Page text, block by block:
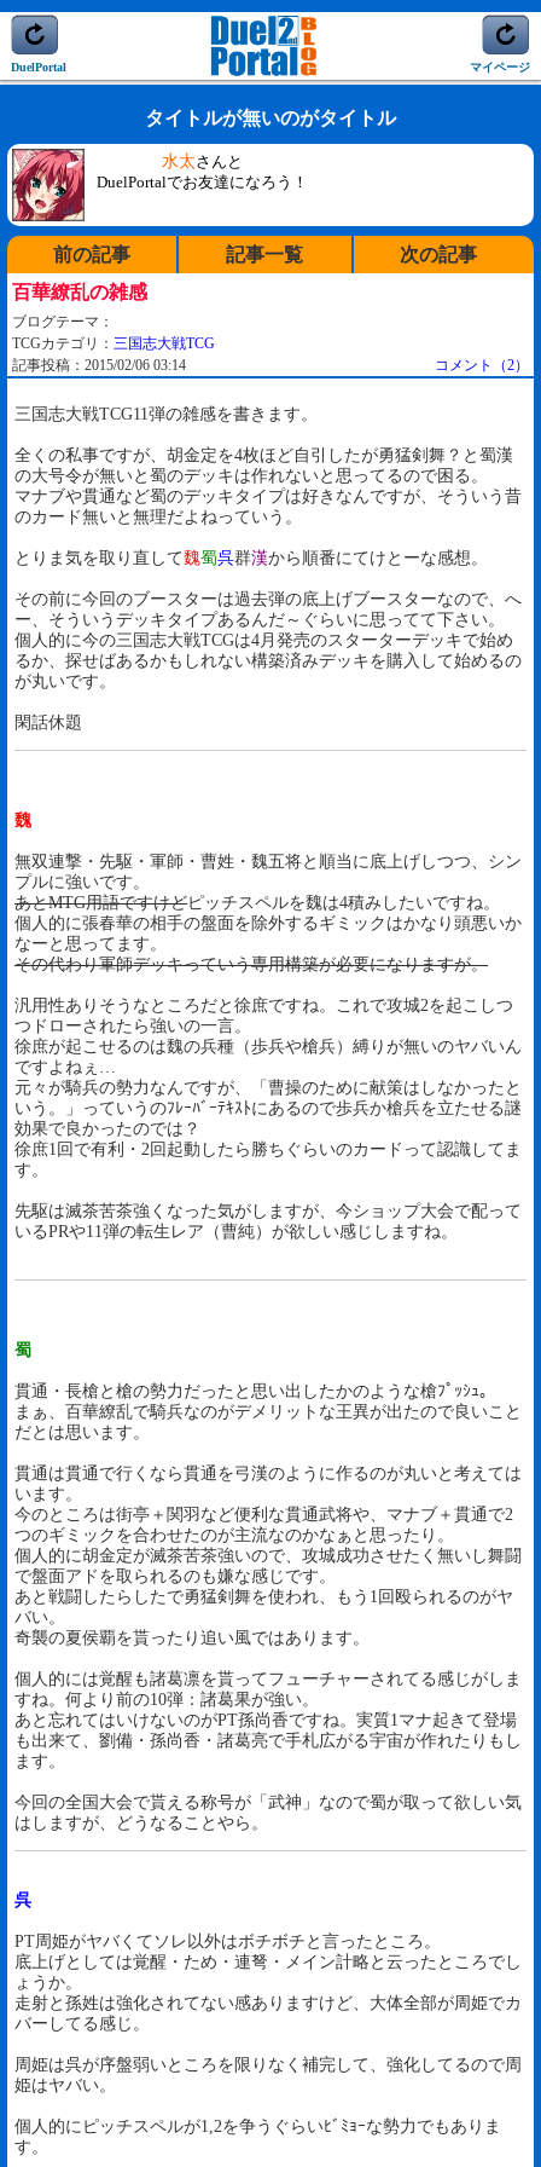
DuelPortal マイページ
タイトルが無いのがタイトル
水太さんと
DuelPortalでお友達になろう！
前の記事 記事一覧
次の記事
百華繚乱の雑感
ブログテーマ：
TCGカテゴリ： 三国志大戦TCG
記事投稿：2015/02/06 03:14
コメント（2）
三国志大戦TCG11弾の雑感を書きます。
全くの私事ですが、胡金定を4枚ほど自引したが勇猛剣舞？と蜀漢
の大号令が無いと蜀のデッキは作れないと思ってるので困る。
マナブや貫通など蜀のデッキタイプは好きなんですが、そういう昔
のカード無いと無理だよねっていう。
とりま気を取り直して魏蜀呉群漢から順番にてけとーな感想。
その前に今回のブースターは過去弾の底上げブースターなので、へ
ー、そういうデッキタイプあるんだ～ぐらいに思ってて下さい。
個人的に今の三国志大戦TCGは4月発売のスターターデッキで始め
るか、探せばあるかもしれない構築済みデッキを購入して始めるの
が丸いです。
閑話休題
魏
無双連撃・先駆・軍師・曹姓・魏五将と順当に底上げしつつ、シン
プルに強いです。
あとMTG用語ですけどピッチスペルを魏は4積みしたいですね。
個人的に張春華の相手の盤面を除外するギミックはかなり頭悪いか
なーと思ってます。
その代わり軍師デッキっていう専用構築が必要になりますが。
汎用性ありそうなところだと徐庶ですね。これで攻城2を起こしつ
つドローされたら強いの一言。
徐庶が起こせるのは魏の兵種（歩兵や槍兵）縛りが無いのヤバいん
ですよねぇ…
元々が騎兵の勢力なんですが、「曹操のために献策はしなかったと
いう。」っていうのﾌﾚｰﾊﾞｰﾃｷｽﾄにあるので歩兵か槍兵を立たせる謎
効果で良かったのでは？
徐庶1回で有利・2回起動したら勝ちぐらいのカードって認識してま
す。
先駆は滅茶苦茶強くなった気がしますが、今ショップ大会で配って
いるPRや11弾の転生レア（曹純）が欲しい感じしますね。
蜀
貫通・長槍と槍の勢力だったと思い出したかのような槍ﾌﾟｯｼｭ。
まぁ、百華繚乱で騎兵なのがデメリットな王異が出たので良いこと
だとは思います。
貫通は貫通で行くなら貫通を弓漢のように作るのが丸いと考えては
います。
今のところは街亭＋関羽など便利な貫通武将や、マナブ＋貫通で2
つのギミックを合わせたのが主流なのかなぁと思ったり。
個人的に胡金定が滅茶苦茶強いので、攻城成功させたく無いし舞闘
で盤面アドを取られるのも嫌な感じです。
あと戦闘したらしたで勇猛剣舞を使われ、もう1回殴られるのがヤ
バい。
奇襲の夏侯覇を貰ったり追い風ではあります。
個人的には覚醒も諸葛凛を貰ってフューチャーされてる感じがしま
すね。何より前の10弾：諸葛果が強い。
あと忘れてはいけないのがPT孫尚香ですね。実質1マナ起きて登場
も出来て、劉備・孫尚香・諸葛亮で手札広がる宇宙が作れたりもし
ます。
今回の全国大会で貰える称号が「武神」なので蜀が取って欲しい気
はしますが、どうなることやら。
呉
PT周姫がヤバくてソレ以外はボチボチと言ったところ。
底上げとしては覚醒・ため・連弩・メイン計略と云ったところでし
ょうか。
走射と孫姓は強化されてない感ありますけど、大体全部が周姫でカ
バーしてる感じ。
周姫は呉が序盤弱いところを限りなく補完して、強化してるので周
姫はヤバい。
個人的にピッチスペルが1,2を争うぐらいﾋﾞﾐｮｰな勢力でもありま
す。